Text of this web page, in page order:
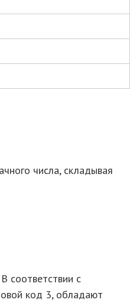
числа, складывая
соответствии с
код 3, обладают